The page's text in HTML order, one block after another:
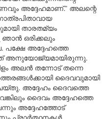
അദ്ദേഹമാണ്.” അലന്റെ
താരതമ്യം
ഒരിക്കലും
പക്ഷേ അദ്ദേഹത്തെ
അനുയോജ്യമായിരുന്നു.
അലൻ തന്നോട് തന്നെ
ദൈവവുമായി
അദ്ദേഹം ദൈവത്തെ
ദൈവം അദ്ദേഹത്തെ
അദ്ദേഹത്തോട്
പ്രാർത്ഥനകൾ